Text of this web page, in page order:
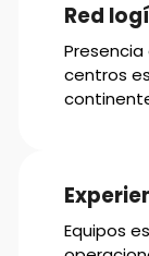
Red
centros
Equipos